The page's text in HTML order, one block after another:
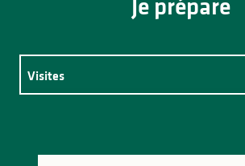
Visites
Hébergements